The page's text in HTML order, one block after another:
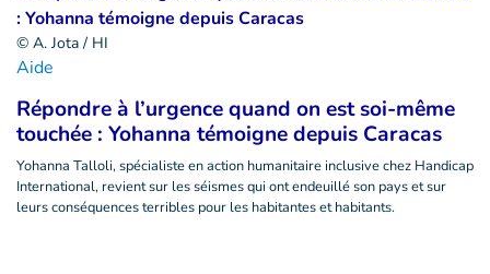
© A. Jota / HI
Aide
Répondre à l’urgence quand on est soi-même
touchée : Yohanna témoigne depuis Caracas
Yohanna Talloli, spécialiste en action humanitaire inclusive chez Handicap
International, revient sur les séismes qui ont endeuillé son pays et sur
leurs conséquences terribles pour les habitantes et habitants.